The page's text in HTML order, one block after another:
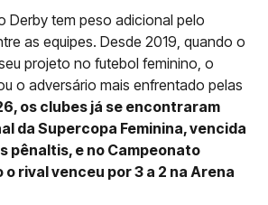
Derby tem peso adicional pelo
as equipes. Desde 2019, quando o
projeto no futebol feminino, o
o adversário mais enfrentado pelas
os clubes já se encontraram
da Supercopa Feminina, vencida
pênaltis, e no Campeonato
rival venceu por 3 a 2 na Arena